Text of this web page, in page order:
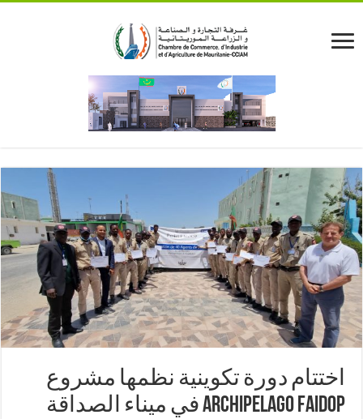
اختتام دورة تكوينية نظمها مشروع
ARCHIPELAGO FAIDOP في ميناء الصداقة